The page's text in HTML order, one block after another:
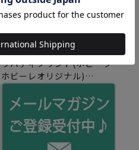
リバティプリント(ホビーラ
ホビーレオリジナル)
ガーデン